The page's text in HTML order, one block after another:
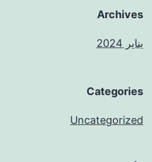
Archives
يناير 2024
Categories
Uncategorized